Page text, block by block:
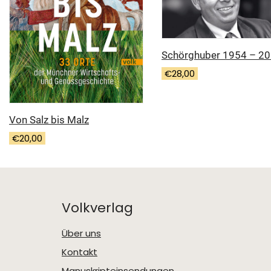
Schörghuber 1954 –
€28,00
Von Salz bis Malz
€20,00
Volkverlag
Über uns
Kontakt